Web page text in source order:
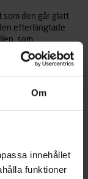
Om
innehållet
funktioner
som den går glatt
efterlängtade
som
vid nästan varje
Terhi 390 finns
orange och